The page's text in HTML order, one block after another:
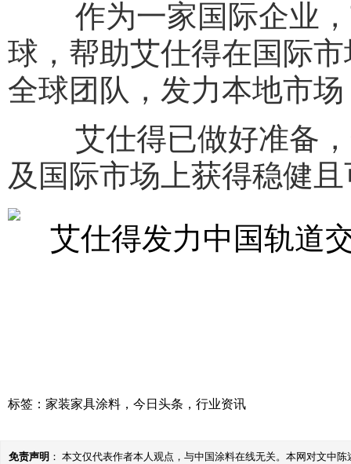
作为一家国际企业，
球，帮助艾仕得在国际
全球团队，发力本地市
艾仕得已做好准备，
及国际市场上获得稳健
标签： 家装家具涂料 ， 今日头条 ， 行业资讯
免责声明 ： 本文仅代表作者本人观点，与中国涂料在线无关。本网对文中